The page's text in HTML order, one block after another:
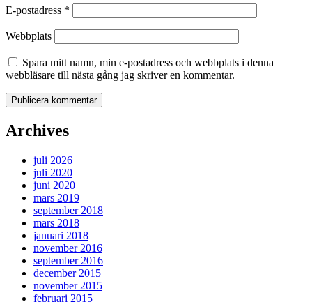
E-postadress *
Webbplats
Spara mitt namn, min e-postadress och webbplats i denna
webbläsare till nästa gång jag skriver en kommentar.
Archives
juli 2026
juli 2020
juni 2020
mars 2019
september 2018
mars 2018
januari 2018
november 2016
september 2016
december 2015
november 2015
februari 2015